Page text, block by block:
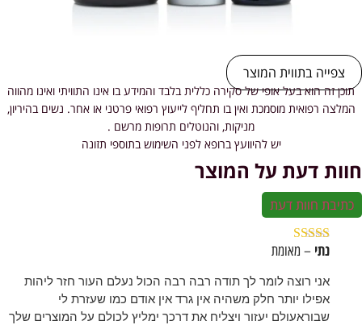
צפייה בתווית המוצר
תוכן זה הוא בעל אופי של סקירה כללית בלבד והמידע בו אינו התוויתי ואינו מהווה
המלצה רפואית מוסמכת ואין בו תחליף לייעוץ רפואי פרטני או אחר. נשים בהיריון,
מניקות, והנוטלים תרופות מרשם .
יש להיוועץ ברופא לפני השימוש בתוספי תזונה
חוות דעת על המוצר
כתיבת חוות דעת
דורג5 מתוך 5 נתי – מאומת
אני רוצה לומר לך תודה רבה רבה הכול נעלם העור חזר ליהות
אפילו יותר חלק משהיה אין גרד אין אודם כמו שעזרת לי
שבוראעולם יעזור ויצליח את דרכך ימליץ לכולם על המוצרים שלך